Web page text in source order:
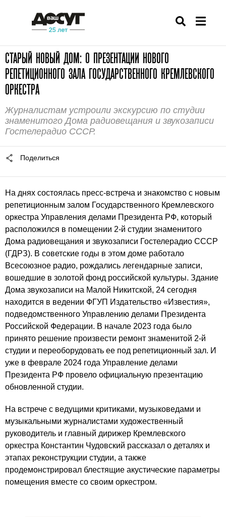
СТАРЫЙ НОВЫЙ ДОМ: О ПРЕЗЕНТАЦИИ НОВОГО
РЕПЕТИЦИОННОГО ЗАЛА ГОСУДАРСТВЕННОГО КРЕМЛЕВСКОГО
ОРКЕСТРА
Журналистам устроили экскурсию по студии
знаменитого Дома радиовещания и звукозаписи
Гостелерадио СССР.
Поделиться
На днях состоялась пресс-встреча и знакомство с новым
репетиционным залом Государственного Кремлевского
оркестра Управления делами Президента РФ, который
расположился в помещении 2-й студии знаменитого
Дома радиовещания и звукозаписи Гостелерадио СССР
(ГДРЗ). В советские годы в этом доме работало
Всесоюзное радио, рождались легендарные записи,
вошедшие в золотой фонд российской культуры. Здание
Дома звукозаписи на Малой Никитской, 24 сегодня
находится в ведении ФГУП Издательство «Известия»,
подведомственного Управлению делами Президента
Российской Федерации. В начале 2023 года было
принято решение произвести ремонт знаменитой 2-й
студии и переоборудовать ее под репетиционный зал. И
уже в феврале 2024 года Управление делами
Президента РФ провело официальную презентацию
обновленной студии.
На встрече с ведущими критиками, музыковедами и
музыкальными журналистами художественный
руководитель и главный дирижер Кремлевского
оркестра Константин Чудовский рассказал о деталях и
этапах реконструкции студии, а также
продемонстрировал блестящие акустические параметры
помещения вместе со своим оркестром.